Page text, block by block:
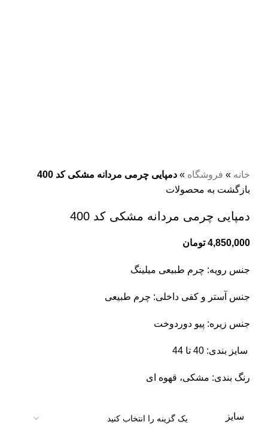
خانه » فروشگاه » دمپایی چرمی مردانه مشکی کد 400
بازگشت به محصولات
دمپایی چرمی مردانه مشکی کد 400
4,850,000 تومان
جنس رویه: چرم طبیعی میلینگ
جنس آستر و کفی داخلی: چرم طبیعی
جنس زیره: پیو دوردوخت
سایز بندی: 40 تا 44
رنگ بندی: مشکی، قهوه ای
سایز